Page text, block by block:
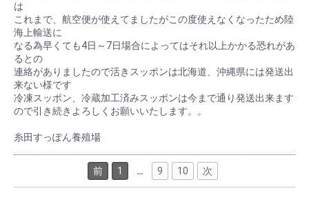
は
これまで、航空便が使えてましたがこの度使えなくなったため陸
海上輸送に
なる為早くても4日～7日場合によってはそれ以上かかる恐れがあ
るとの
連絡がありましたので活きスッポンは北海道、沖縄県には発送出
来ない様です
冷凍スッポン、冷蔵加工済みスッポンは今まで通り発送出来ます
ので引き続きよろしくお願いいたします。。
糸田すっぽん養殖場
前 1 … 9 10 次